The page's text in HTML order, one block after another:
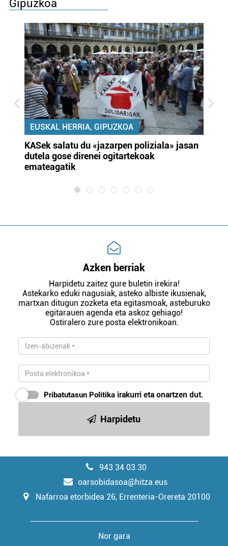
Gipuzkoa
EUSKAL HERRIA, GIPUZKOA
KASek salatu du «jazarpen poliziala» jasan
dutela gose direnei ogitartekoak
emateagatik
Azken berriak
Harpidetu zaitez gure buletin irekira!
Astekarko eduki nagusiak, asteko albiste ikusienak,
martxan ditugun zozketa eta egitasmoak, asteburuko
egitarauen agenda eta askoz gehiago!
Ostiralero zure posta elektronikoan.
Pribatutasun Politika irakurri eta onartzen dut.
Harpidetu
943 34 03 30
oarsobidasoa@hitza.eus
Nafarroa etorbidea 26, Errenteria-Orereta 20100
Nor gara